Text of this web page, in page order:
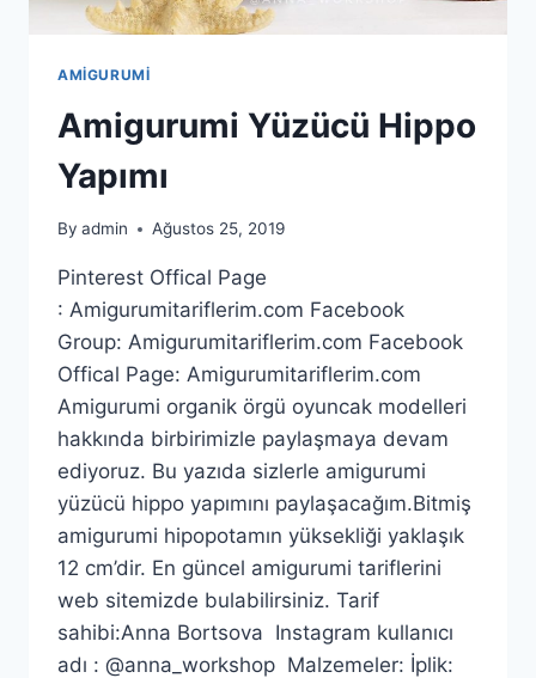
AMIGURUMI
Amigurumi Yüzücü Hippo
Yapımı
By admin Ağustos 25, 2019
Pinterest Offical Page
: Amigurumitariflerim.com Facebook
Group: Amigurumitariflerim.com Facebook
Offical Page: Amigurumitariflerim.com
Amigurumi organik örgü oyuncak modelleri
hakkında birbirimizle paylaşmaya devam
ediyoruz. Bu yazıda sizlerle amigurumi
yüzücü hippo yapımını paylaşacağım.Bitmiş
amigurumi hipopotamın yüksekliği yaklaşık
12 cm’dir. En güncel amigurumi tariflerini
web sitemizde bulabilirsiniz. Tarif
sahibi:Anna Bortsova Instagram kullanıcı
adı : @anna_workshop Malzemeler: İplik: